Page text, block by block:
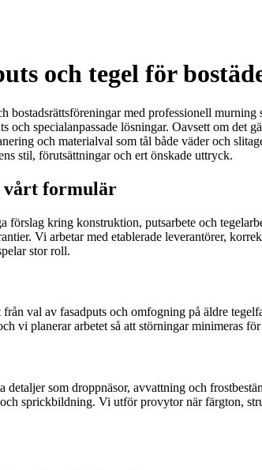
och tegel för
bostadsrättsföreningar med professionell
specialanpassade lösningar. Oavsett om det
och materialval som tål både väder och
stil, förutsättningar och ert önskade uttryck.
vårt formulär
kring konstruktion, putsarbete och
Vi arbetar med etablerade leverantörer,
stor roll.
val av fasadputs och omfogning på äldre
planerar arbetet så att störningar minimeras
som droppnäsor, avvattning och
sprickbildning. Vi utför provytor när färgton,